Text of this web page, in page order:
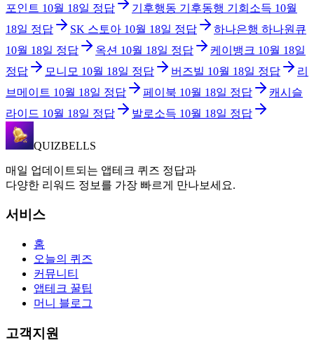
포인트 10월 18일 정답 기후행동 기후동행 기회소득 10월
18일 정답 SK 스토아 10월 18일 정답
하나은행 하나원큐
10월 18일 정답 옥션 10월 18일 정답 케이뱅크 10월 18일
정답
모니모 10월 18일 정답 버즈빌 10월 18일 정답
리
브메이트 10월 18일 정답 페이북 10월 18일 정답
캐시슬
라이드 10월 18일 정답 발로소득 10월 18일 정답
QUIZBELLS
매일 업데이트되는 앱테크 퀴즈 정답과
다양한 리워드 정보를 가장 빠르게 만나보세요.
서비스
홈
오늘의 퀴즈
커뮤니티
앱테크 꿀팁
머니 블로그
고객지원